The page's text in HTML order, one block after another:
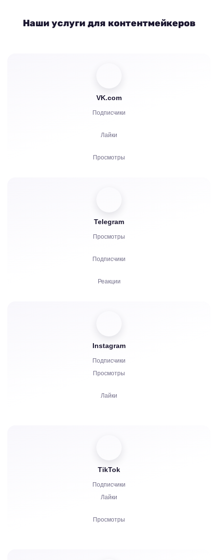
Наши услуги для контентмейкеров
VK.com
Подписчики
Лайки
Просмотры
Прослушивания
Telegram
Просмотры
Подписчики
Реакции
Запуск бота
Комментарии
Жалобы
Instagram
Подписчики
Просмотры
Лайки
TikTok
Подписчики
Лайки
Просмотры